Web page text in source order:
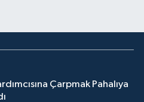
Çarpmak Pahalıya